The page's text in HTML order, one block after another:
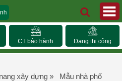
CT bảo hành Đang thi công
xây dựng » Mẫu nhà phố